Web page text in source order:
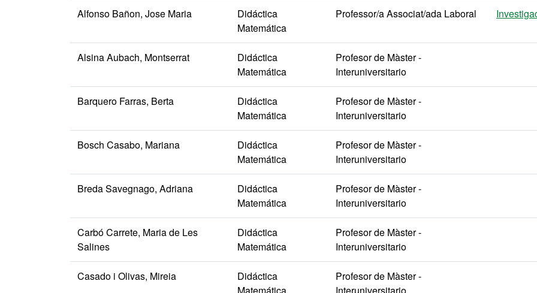
Alfonso Bañon, Jose Maria
Didáctica
Matemática
Professor/a Associat/ada Laboral
Alsina Aubach, Montserrat
Didáctica
Matemática
Profesor de Màster -
Interuniversitario
Barquero Farras, Berta
Didáctica
Matemática
Profesor de Màster -
Interuniversitario
Bosch Casabo, Mariana
Didáctica
Matemática
Profesor de Màster -
Interuniversitario
Breda Savegnago, Adriana
Didáctica
Matemática
Profesor de Màster -
Interuniversitario
Carbó Carrete, Maria de Les
Salines
Didáctica
Matemática
Profesor de Màster -
Interuniversitario
Casado i Olivas, Mireia
Didáctica
Profesor de Màster -